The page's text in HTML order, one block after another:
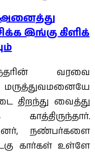
இங்கு கிளிக்
வரவை
திறந்து வைத்து
காத்திருந்தார்.
நண்பர்களை
கார்கள் உள்ளே